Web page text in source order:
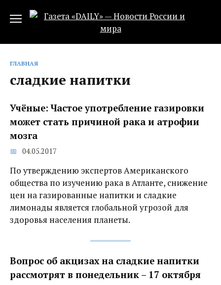
ГЛАВНАЯ
сладкие напитки
Учёные: Частое употребление газировки
может стать причиной рака и атрофии
мозга
04.05.2017
По утверждению экспертов Американского
общества по изучению рака в Атланте, снижение
цен на газированные напитки и сладкие
лимонады является глобальной угрозой для
здоровья населения планеты.
Вопрос об акцизах на сладкие напитки
рассмотрят в понедельник – 17 октября